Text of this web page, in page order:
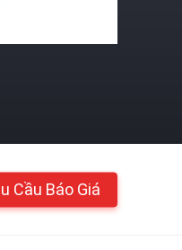
Cầu Báo Giá